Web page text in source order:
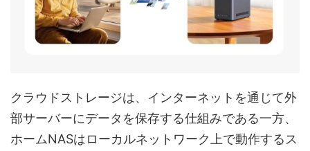
クラウドストレージは、インターネットを通じて外
部サーバーにデータを保存する仕組みである一方、
ホームNASはローカルネットワーク上で動作するス